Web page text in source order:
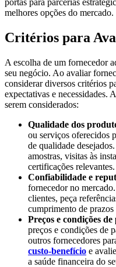
portas para parcerias
melhores opções do mercado.
Critérios para
A escolha de um fornecedor
seu negócio. Ao avaliar
considerar diversos critérios
expectativas e necessidades.
serem considerados:
Qualidade dos
ou serviços oferecidos
de qualidade
amostras, visitas às
certificações relevantes.
Confiabilidade e
fornecedor no
clientes, peça
cumprimento de prazos
Preços e condições
preços e condições de
outros fornecedores
custo-benefício e
a saúde financeira do